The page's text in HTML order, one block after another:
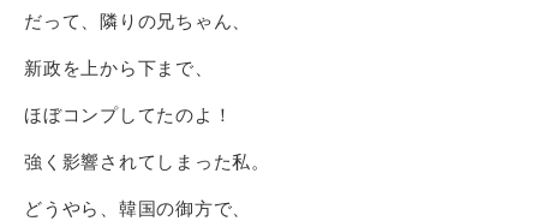
だって、隣りの兄ちゃん、
新政を上から下まで、
ほぼコンプしてたのよ！
強く影響されてしまった私。
どうやら、韓国の御方で、